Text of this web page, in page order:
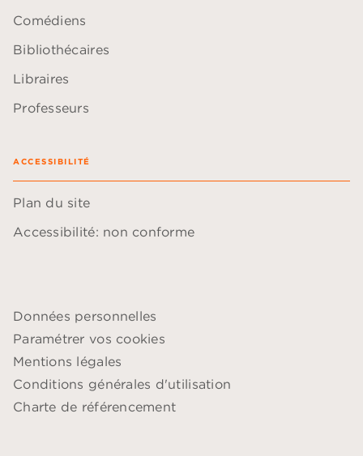
Comédiens
Bibliothécaires
Libraires
Professeurs
ACCESSIBILITÉ
Plan du site
Accessibilité: non conforme
Données personnelles
Paramétrer vos cookies
Mentions légales
Conditions générales d'utilisation
Charte de référencement